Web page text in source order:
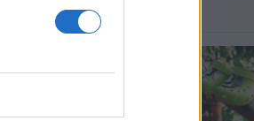
04 Αυγ 2026
φοράτε crocs χωρίς
06 Αυγ 2026